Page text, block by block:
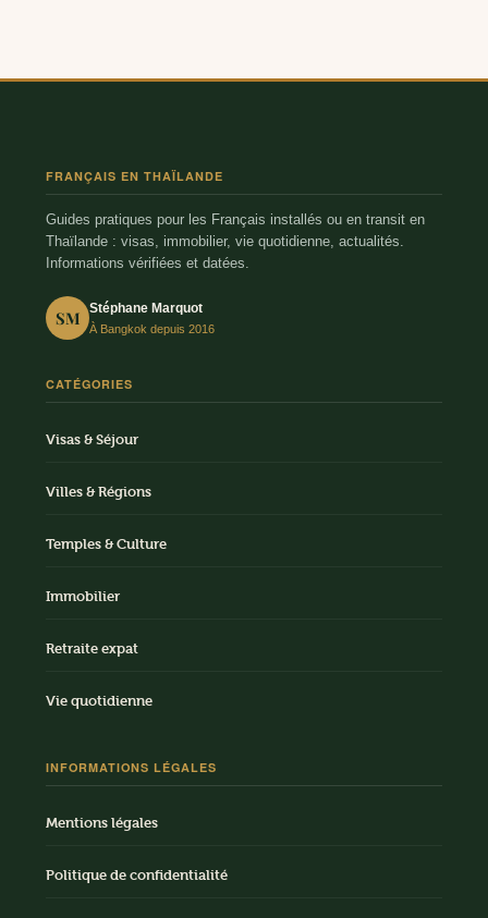
FRANÇAIS EN THAÏLANDE
Guides pratiques pour les Français installés ou en transit en
Thaïlande : visas, immobilier, vie quotidienne, actualités.
Informations vérifiées et datées.
SM Stéphane Marquot
À Bangkok depuis 2016
CATÉGORIES
Visas & Séjour
Villes & Régions
Temples & Culture
Immobilier
Retraite expat
Vie quotidienne
INFORMATIONS LÉGALES
Mentions légales
Politique de confidentialité